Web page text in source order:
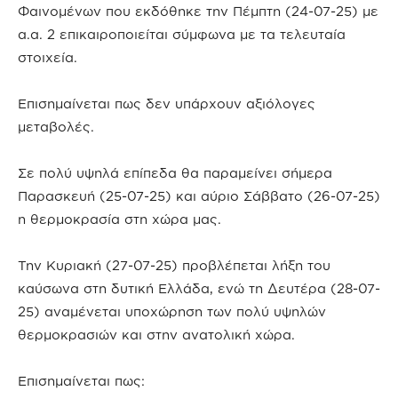
Φαινομένων που εκδόθηκε την Πέμπτη (24-07-25) με
α.α. 2 επικαιροποιείται σύμφωνα με τα τελευταία
στοιχεία.
Επισημαίνεται πως δεν υπάρχουν αξιόλογες
μεταβολές.
Σε πολύ υψηλά επίπεδα θα παραμείνει σήμερα
Παρασκευή (25-07-25) και αύριο Σάββατο (26-07-25)
η θερμοκρασία στη χώρα μας.
Την Κυριακή (27-07-25) προβλέπεται λήξη του
καύσωνα στη δυτική Ελλάδα, ενώ τη Δευτέρα (28-07-
25) αναμένεται υποχώρηση των πολύ υψηλών
θερμοκρασιών και στην ανατολική χώρα.
Επισημαίνεται πως: